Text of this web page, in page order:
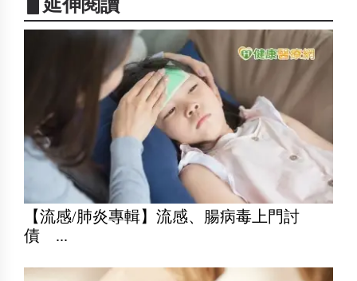
▋延伸閱讀
【流感/肺炎專輯】流感、腸病毒上門討
債 ...